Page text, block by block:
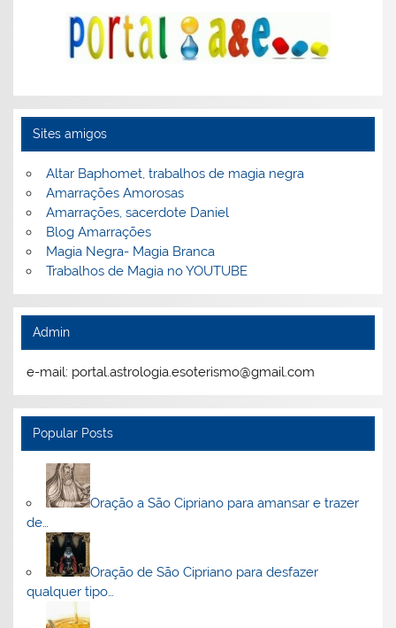
Sites amigos
Altar Baphomet, trabalhos de magia negra
Amarrações Amorosas
Amarrações, sacerdote Daniel
Blog Amarrações
Magia Negra- Magia Branca
Trabalhos de Magia no YOUTUBE
Admin
e-mail: portal.astrologia.esoterismo@gmail.com
Popular Posts
Oração a São Cipriano para amansar e trazer
de…
Oração de São Cipriano para desfazer
qualquer tipo…